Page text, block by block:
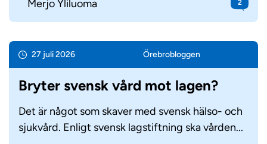
Merjo Yliluoma 2
27 juli 2026 Örebro­bloggen
Bryter svensk vård mot lagen?
Det är något som skaver med svensk hälso- och
sjukvård. Enligt svensk lagstiftning ska vården...